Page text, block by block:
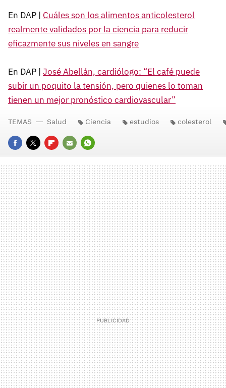
En DAP | Cuáles son los alimentos anticolesterol
realmente validados por la ciencia para reducir
eficazmente sus niveles en sangre
En DAP | José Abellán, cardiólogo: “El café puede
subir un poquito la tensión, pero quienes lo toman
tienen un mejor pronóstico cardiovascular”
FACEBOOK
TWITTERFLIPBOARD
E-
MAIL
WHATSAPP
TEMAS Salud Ciencia estudios colesterol